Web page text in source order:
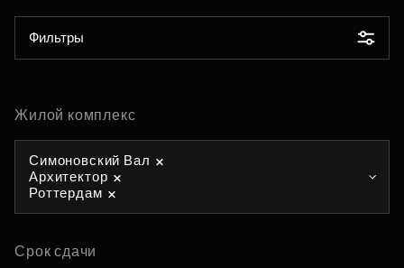
Фильтры
Жилой комплекс
Симоновский Вал
Архитектор
Роттердам
Срок сдачи